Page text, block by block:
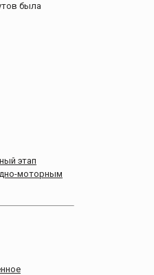
была
этап
моторным